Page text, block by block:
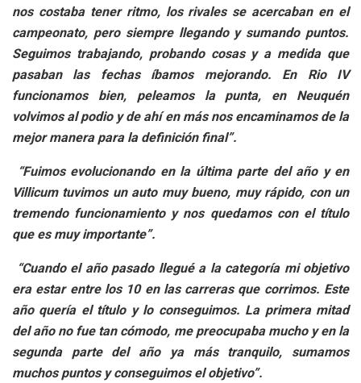
nos costaba tener ritmo, los rivales se acercaban en el
campeonato, pero siempre llegando y sumando puntos.
Seguimos trabajando, probando cosas y a medida que
pasaban las fechas íbamos mejorando. En Rio IV
funcionamos bien, peleamos la punta, en Neuquén
volvimos al podio y de ahí en más nos encaminamos de la
mejor manera para la definición final”.
“Fuimos evolucionando en la última parte del año y en
Villicum tuvimos un auto muy bueno, muy rápido, con un
tremendo funcionamiento y nos quedamos con el título
que es muy importante”.
“Cuando el año pasado llegué a la categoría mi objetivo
era estar entre los 10 en las carreras que corrimos. Este
año quería el título y lo conseguimos. La primera mitad
del año no fue tan cómodo, me preocupaba mucho y en la
segunda parte del año ya más tranquilo, sumamos
muchos puntos y conseguimos el objetivo”.